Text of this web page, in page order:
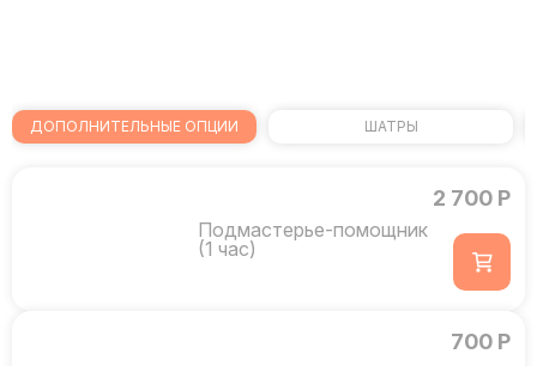
ДОПОЛНИТЕЛЬНЫЕ ОПЦИИ ШАТРЫ
Подмастерье-помощник
(1 час)
2 700 Р
700 Р